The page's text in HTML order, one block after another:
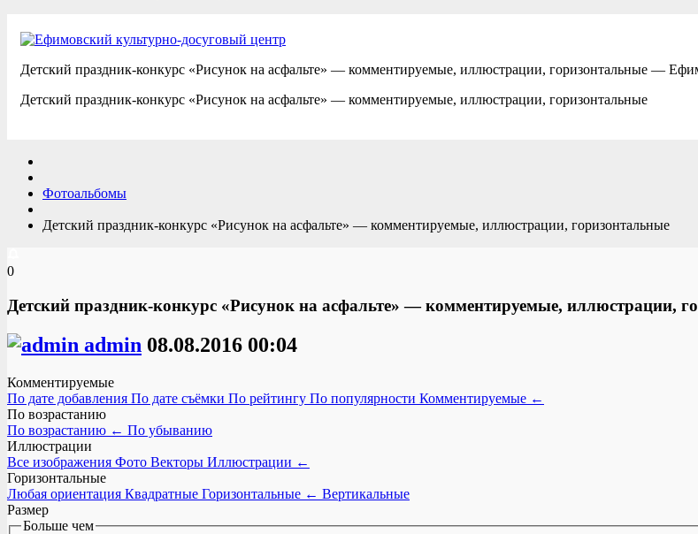
Детский праздник-конкурс «Рисунок на асфальте» — комментируемые, иллюстрации, горизонтальные —
Детский праздник-конкурс «Рисунок на асфальте» — комментируемые, иллюстрации, горизонтальные
Фотоальбомы
Детский праздник-конкурс «Рисунок на асфальте» — комментируемые, иллюстрации, горизонтальные
0
Детский праздник-конкурс «Рисунок на асфальте» — комментируемые, иллюстрации,
admin 08.08.2016 00:04
Комментируемые
По дате добавления По дате съёмки По рейтингу По популярности Комментируемые ←
По возрастанию
По возрастанию ← По убыванию
Иллюстрации
Все изображения Фото Векторы Иллюстрации ←
Горизонтальные
Любая ориентация Квадратные Горизонтальные ← Вертикальные
Размер
Больше чем